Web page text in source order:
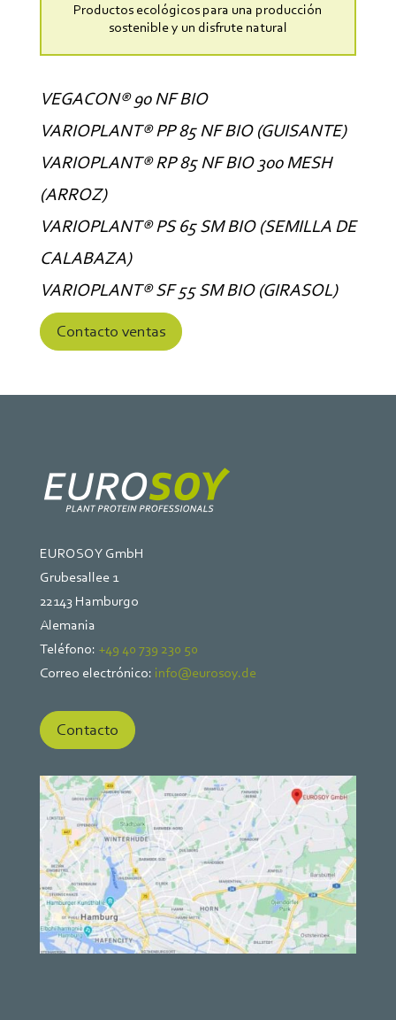
Productos ecológicos para una producción
sostenible y un disfrute natural
VEGACON® 90 NF BIO
VARIOPLANT® PP 85 NF BIO (GUISANTE)
VARIOPLANT® RP 85 NF BIO 300 MESH
(ARROZ)
VARIOPLANT® PS 65 SM BIO (SEMILLA DE
CALABAZA)
VARIOPLANT® SF 55 SM BIO (GIRASOL)
Contacto ventas
EUROSOY GmbH
Grubesallee 1
22143 Hamburgo
Alemania
Teléfono: +49 40 739 230 50
Correo electrónico: info@eurosoy.de
Contacto